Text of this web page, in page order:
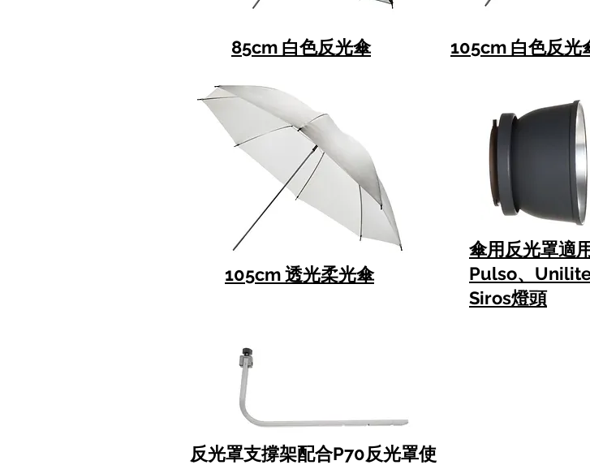
85cm 白色反光傘
105cm 透光柔光傘
105cm 白色反光
傘用反光罩適
Pulso、
Siros燈頭
反光罩支撐架配合P70反光罩使